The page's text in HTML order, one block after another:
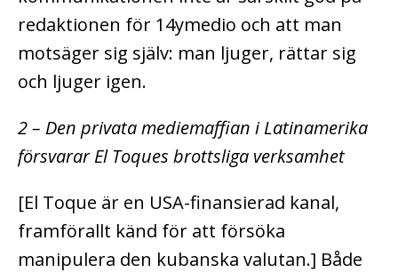
redaktionen för 14ymedio och att man
motsäger sig själv: man ljuger, rättar sig
och ljuger igen.
2 – Den privata mediemaffian i Latinamerika
försvarar El Toques brottsliga verksamhet
[El Toque är en USA-finansierad kanal,
framförallt känd för att försöka
manipulera den kubanska valutan.] Både